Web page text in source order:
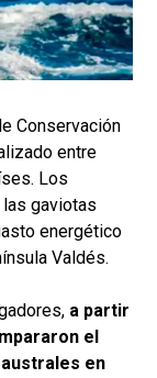
Conservación
entre
Los
gaviotas
energético
Valdés.
a partir
el
en